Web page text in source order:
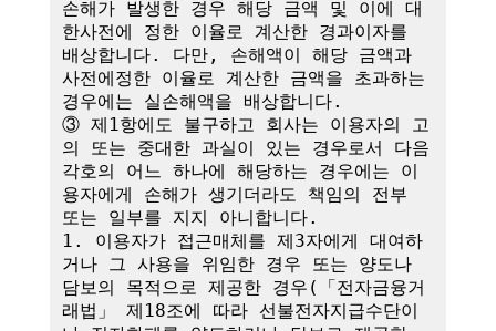
손해가 발생한 경우 해당 금액 및 이에 대
한사전에 정한 이율로 계산한 경과이자를
배상합니다. 다만, 손해액이 해당 금액과
사전에정한 이율로 계산한 금액을 초과하는
경우에는 실손해액을 배상합니다.
③ 제1항에도 불구하고 회사는 이용자의 고
의 또는 중대한 과실이 있는 경우로서 다음
각호의 어느 하나에 해당하는 경우에는 이
용자에게 손해가 생기더라도 책임의 전부
또는 일부를 지지 아니합니다.
1. 이용자가 접근매체를 제3자에게 대여하
거나 그 사용을 위임한 경우 또는 양도나
담보의 목적으로 제공한 경우(「전자금융거
래법」 제18조에 따라 선불전자지급수단이